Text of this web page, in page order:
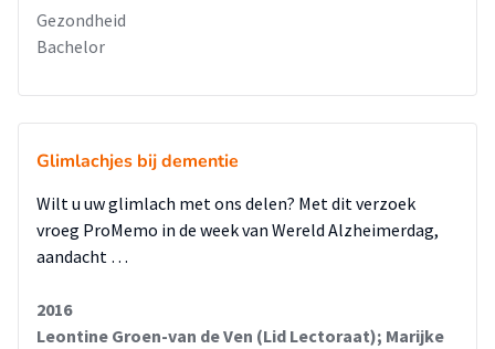
Gezondheid
Bachelor
Glimlachjes bij dementie
Wilt u uw glimlach met ons delen? Met dit verzoek
vroeg ProMemo in de week van Wereld Alzheimerdag,
aandacht …
2016
Leontine Groen-van de Ven (Lid Lectoraat); Marijke